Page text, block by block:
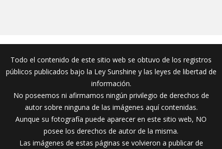
Todo el contenido de este sitio web se obtuvo de los registros
públicos publicados bajo la Ley Sunshine y las leyes de libertad de
información.
No poseemos ni afirmamos ningún privilegio de derechos de
autor sobre ninguna de las imágenes aquí contenidas.
Aunque su fotografía puede aparecer en este sitio web, NO
posee los derechos de autor de la misma.
Las imágenes de estas páginas se volvieron a publicar de